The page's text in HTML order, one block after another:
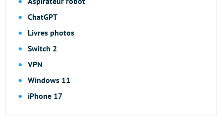
ChatGPT
Livres photos
Switch 2
VPN
Windows 11
iPhone 17